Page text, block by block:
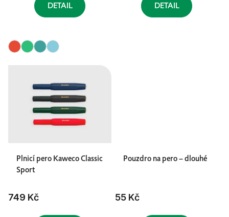
DETAIL DETAIL
Plnicí pero Kaweco Classic
Sport
749 Kč
Pouzdro na pero – dlouhé
55 Kč